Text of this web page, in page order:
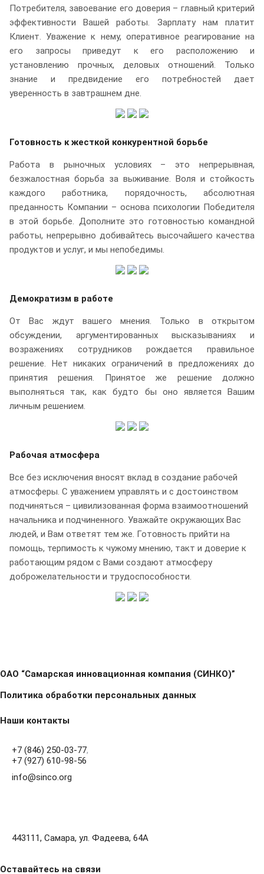
Потребителя, завоевание его доверия – главный критерий
эффективности Вашей работы. Зарплату нам платит
Клиент. Уважение к нему, оперативное реагирование на
его запросы приведут к его расположению и
установлению прочных, деловых отношений. Только
знание и предвидение его потребностей дает
уверенность в завтрашнем дне.
Готовность к жесткой конкурентной борьбе
Работа в рыночных условиях – это непрерывная,
безжалостная борьба за выживание. Воля и стойкость
каждого работника, порядочность, абсолютная
преданность Компании – основа психологии Победителя
в этой борьбе. Дополните это готовностью командной
работы, непрерывно добивайтесь высочайшего качества
продуктов и услуг, и мы непобедимы.
Демократизм в работе
От Вас ждут вашего мнения. Только в открытом
обсуждении, аргументированных высказываниях и
возражениях сотрудников рождается правильное
решение. Нет никаких ограничений в предложениях до
принятия решения. Принятое же решение должно
выполняться так, как будто бы оно является Вашим
личным решением.
Рабочая атмосфера
Все без исключения вносят вклад в создание рабочей
атмосферы. С уважением управлять и с достоинством
подчиняться – цивилизованная форма взаимоотношений
начальника и подчиненного. Уважайте окружающих Вас
людей, и Вам ответят тем же. Готовность прийти на
помощь, терпимость к чужому мнению, такт и доверие к
работающим рядом с Вами создают атмосферу
доброжелательности и трудоспособности.
ОАО “Самарская инновационная компания (СИНКО)”
Политика обработки персональных данных
Наши контакты
+7 (846) 250-03-77,
+7 (927) 610-98-56
info@sinco.org
443111, Самара, ул. Фадеева, 64А
Оставайтесь на связи